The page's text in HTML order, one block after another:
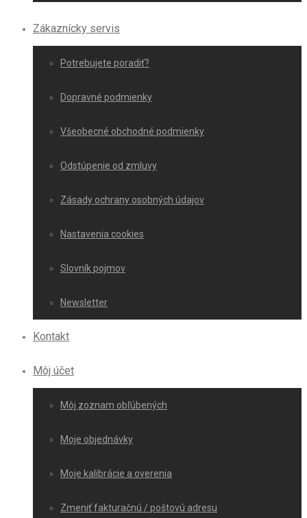
Zákaznícky servis
Potrebujete poradiť?
Dopravné podmienky
Všeobecné obchodné podmienky
Odstúpenie od zmluvy
Zásady ochrany osobných údajov
Nastavenia cookies
Slovník pojmov
Newsletter
Kontakt
Môj účet
Môj zoznam obľúbených
Moje objednávky
Moje kalibrácie a overenia
Zmeniť fakturačnú / poštovú adresu